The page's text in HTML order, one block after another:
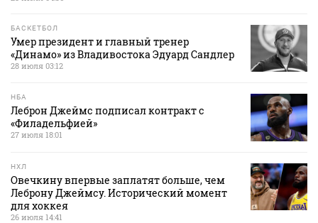
БАСКЕТБОЛ
Умер президент и главный тренер
«Динамо» из Владивостока Эдуард Сандлер
28 июля 03:12
НБА
Леброн Джеймс подписал контракт с
«Филадельфией»
27 июля 18:01
НХЛ
Овечкину впервые заплатят больше, чем
Леброну Джеймсу. Исторический момент
для хоккея
26 июля 14:41